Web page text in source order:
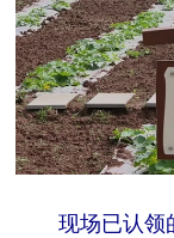
现场已认领